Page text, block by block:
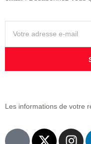
Les informations de votre